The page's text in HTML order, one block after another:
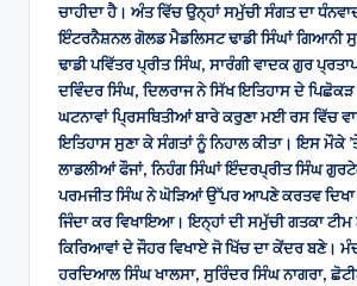
ਚਾਹੀਦਾ ਹੈ। ਅੰਤ ਵਿੱਚ ਉਨ੍ਹਾਂ ਸਮੁੱਚੀ ਸੰਗਤ ਦਾ
ਇੰਟਰਨੈਸ਼ਨਲ ਗੋਲਡ ਮੈਡਲਿਸਟ ਢਾਡੀ ਸਿੰਘਾਂ ਗਿਆਨੀ
ਢਾਡੀ ਪਵਿੱਤਰ ਪ੍ਰੀਤ ਸਿੰਘ, ਸਾਰੰਗੀ ਵਾਦਕ ਗੁਰ
ਦਵਿੰਦਰ ਸਿੰਘ, ਦਿਲਰਾਜ ਨੇ ਸਿੱਖ ਇਤਿਹਾਸ ਦੇ
ਘਟਨਾਵਾਂ ਪ੍ਰਿਸਥਿਤੀਆਂ ਬਾਰੇ ਕਰੁਣਾ ਮਈ ਰਸ ਵਿੱਚ
ਇਤਿਹਾਸ ਸੁਣਾ ਕੇ ਸੰਗਤਾਂ ਨੂੰ ਨਿਹਾਲ ਕੀਤਾ। ਇਸ ਮੌਕੇ
ਲਾਡਲੀਆਂ ਫੌਜਾਂ, ਨਿਹੰਗ ਸਿੰਘਾਂ ਇੰਦਰਪ੍ਰੀਤ ਸਿੰਘ
ਪਰਮਜੀਤ ਸਿੰਘ ਨੇ ਘੋੜਿਆਂ ਉੱਪਰ ਆਪਣੇ ਕਰਤਵ ਦਿਖਾ
ਜਿੰਦਾ ਕਰ ਵਿਖਾਇਆ। ਇਨ੍ਹਾਂ ਦੀ ਸਮੁੱਚੀ ਗਤਕਾ
ਕਿਰਿਆਵਾਂ ਦੇ ਜੌਹਰ ਵਿਖਾਏ ਜੋ ਖਿੱਚ ਦਾ ਕੇਂਦਰ ਬਣੇ।
ਹਰਦਿਆਲ ਸਿੰਘ ਖਾਲਸਾ, ਸੁਰਿੰਦਰ ਸਿੰਘ ਨਾਗਰਾ,